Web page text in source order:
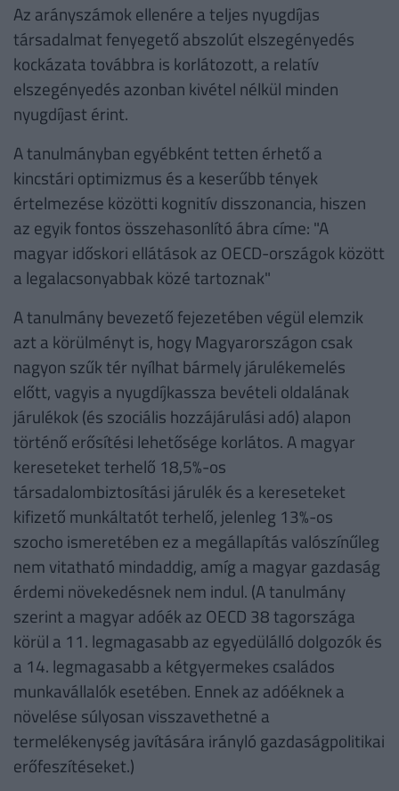
Az arányszámok ellenére a teljes nyugdíjas
társadalmat fenyegető abszolút elszegényedés
kockázata továbbra is korlátozott, a relatív
elszegényedés azonban kivétel nélkül minden
nyugdíjast érint.
A tanulmányban egyébként tetten érhető a
kincstári optimizmus és a keserűbb tények
értelmezése közötti kognitív disszonancia, hiszen
az egyik fontos összehasonlító ábra címe: "A
magyar időskori ellátások az OECD-országok között
a legalacsonyabbak közé tartoznak"
A tanulmány bevezető fejezetében végül elemzik
azt a körülményt is, hogy Magyarországon csak
nagyon szűk tér nyílhat bármely járulékemelés
előtt, vagyis a nyugdíjkassza bevételi oldalának
járulékok (és szociális hozzájárulási adó) alapon
történő erősítési lehetősége korlátos. A magyar
kereseteket terhelő 18,5%-os
társadalombiztosítási járulék és a kereseteket
kifizető munkáltatót terhelő, jelenleg 13%-os
szocho ismeretében ez a megállapítás valószínűleg
nem vitatható mindaddig, amíg a magyar gazdaság
érdemi növekedésnek nem indul. (A tanulmány
szerint a magyar adóék az OECD 38 tagországa
körül a 11. legmagasabb az egyedülálló dolgozók és
a 14. legmagasabb a kétgyermekes családos
munkavállalók esetében. Ennek az adóéknek a
növelése súlyosan visszavethetné a
termelékenység javítására irányló gazdaságpolitikai
erőfeszítéseket.)